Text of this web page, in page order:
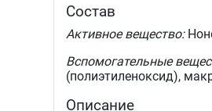
Состав
Активное вещество:
Вспомогательные
(полиэтиленоксид),
Описание